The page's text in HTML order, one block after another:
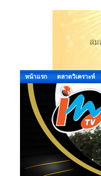
หน้าแรก ตลาดวิเคราะห์